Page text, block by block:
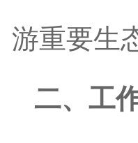
游重要生
二、工